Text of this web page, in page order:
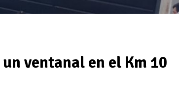
ventanal en el Km 10